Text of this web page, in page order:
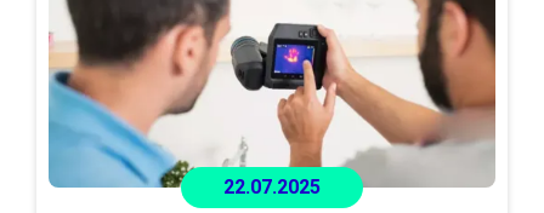
22.07.2025